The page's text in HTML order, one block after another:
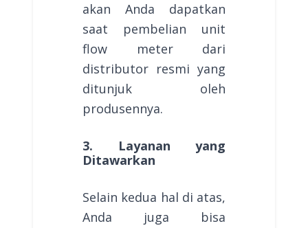
akan Anda dapatkan
saat pembelian unit
flow meter dari
distributor resmi yang
ditunjuk oleh
produsennya.
3. Layanan yang
Ditawarkan
Selain kedua hal di atas,
Anda juga bisa